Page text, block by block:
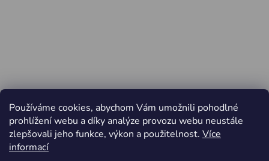
Používáme cookies, abychom Vám umožnili pohodlné
prohlížení webu a díky analýze provozu webu neustále
zlepšovali jeho funkce, výkon a použitelnost. Více
informací